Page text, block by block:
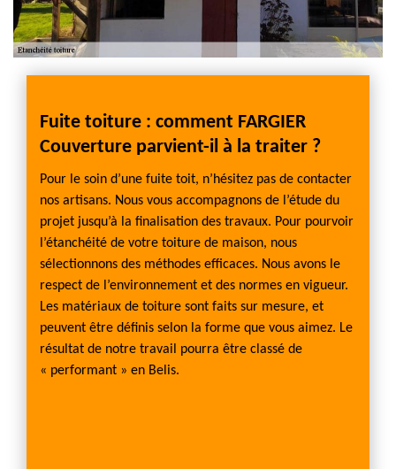
Fuite toiture : comment FARGIER
Couverture parvient-il à la traiter ?
Pour le soin d’une fuite toit, n’hésitez pas de contacter
nos artisans. Nous vous accompagnons de l’étude du
projet jusqu’à la finalisation des travaux. Pour pourvoir
l’étanchéité de votre toiture de maison, nous
sélectionnons des méthodes efficaces. Nous avons le
respect de l’environnement et des normes en vigueur.
Les matériaux de toiture sont faits sur mesure, et
peuvent être définis selon la forme que vous aimez. Le
résultat de notre travail pourra être classé de
« performant » en Belis.